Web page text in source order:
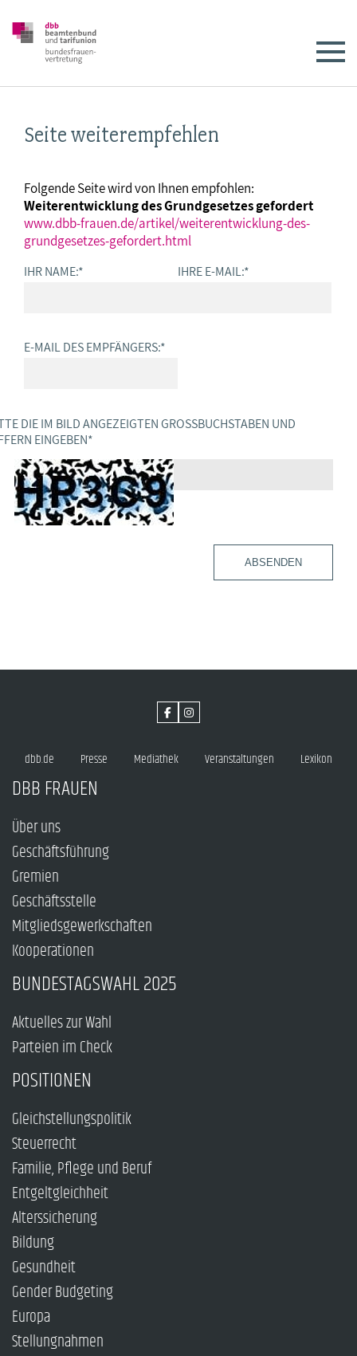
Seite weiterempfehlen
Folgende Seite wird von Ihnen empfohlen:
Weiterentwicklung des Grundgesetzes gefordert
www.dbb-frauen.de/artikel/weiterentwicklung-des-
grundgesetzes-gefordert.html
IHR NAME:* IHRE E-MAIL:*
E-MAIL DES EMPFÄNGERS:*
DIE IM BILD ANGEZEIGTEN GROSSBUCHSTABEN UND Z
EINGEBEN *
ABSENDEN
dbb.de Presse Mediathek Veranstaltungen Lexikon
DBB FRAUEN
Über uns
Geschäftsführung
Gremien
Geschäftsstelle
Mitgliedsgewerkschaften
Kooperationen
BUNDESTAGSWAHL 2025
Aktuelles zur Wahl
Parteien im Check
POSITIONEN
Gleichstellungspolitik
Steuerrecht
Familie, Pflege und Beruf
Entgeltgleichheit
Alterssicherung
Bildung
Gesundheit
Gender Budgeting
Europa
Stellungnahmen